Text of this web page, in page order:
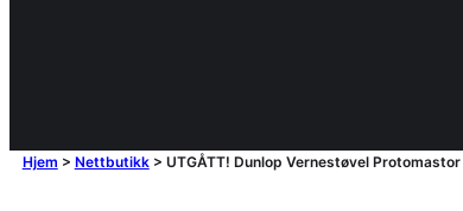
Hjem > Nettbutikk> UTGÅTT! Dunlop Vernestøvel